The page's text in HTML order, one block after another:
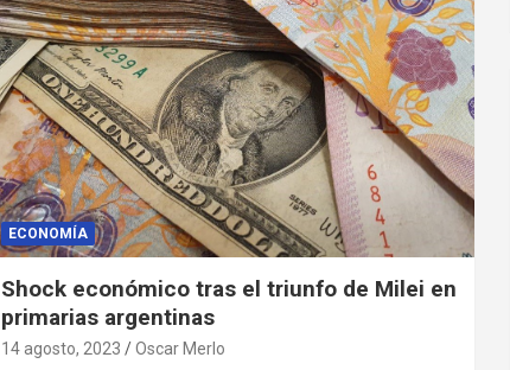
ECONOMÍA
Shock económico tras el triunfo de Milei en
primarias argentinas
14 agosto, 2023 Oscar Merlo